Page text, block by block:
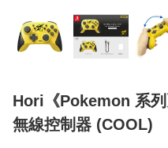
Hori《Pokemon 系
無線控制器 (COOL)